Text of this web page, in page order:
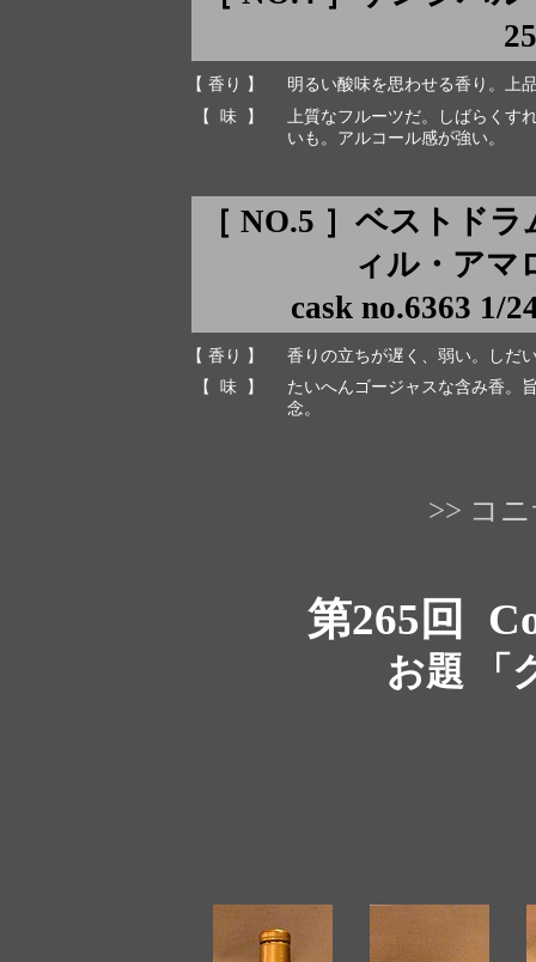
【 香り 】
明るい酸味を思わせる香り。上
【 味 】
上質なフルーツだ。しばらくす
いも。アルコール感が強い。
［ NO.5 ］ベストド
ィル・アマ
cask no.6363 1/
【 香り 】
香りの立ちが遅く、弱い。しだ
【 味 】
たいへんゴージャスな含み香。
念。
>> コ
第265回
お題 「